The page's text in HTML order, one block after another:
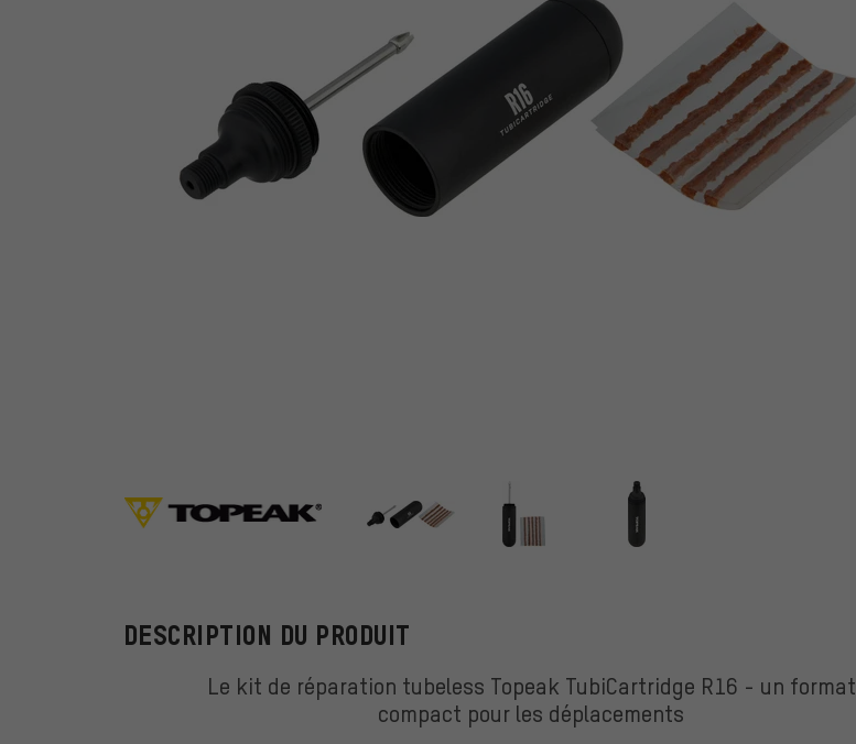
Topeak
DESCRIPTION DU PRODUIT
Le kit de réparation tubeless Topeak TubiCartridge R16 - un format
compact pour les déplacements